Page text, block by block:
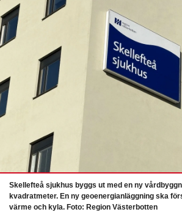
Skellefteå sjukhus byggs ut med en ny
kvadratmeter. En ny geoenergianläggning ska
värme och kyla. Foto: Region Västerbotten